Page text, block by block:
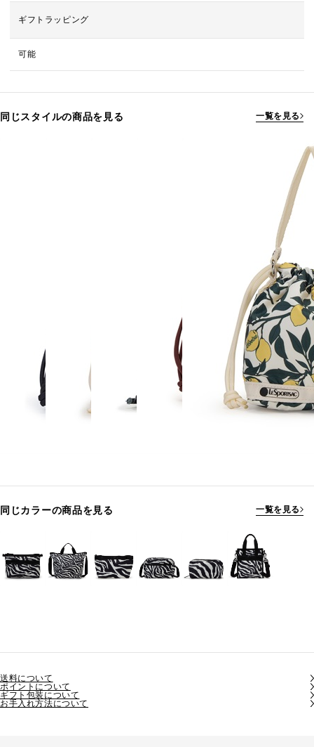
ギフトラッピング
可能
同じスタイルの商品を見る 一覧を見る
同じカラーの商品を見る 一覧を見る
送料について
ポイントについて
ギフト包装について
お手入れ方法について